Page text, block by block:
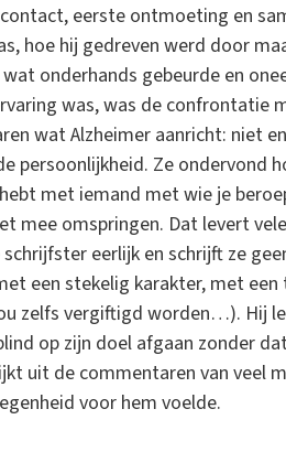
eerste ontmoeting en
hoe hij gedreven werd door
onderhands gebeurde en
was, was de confrontatie
wat Alzheimer aanricht: niet
persoonlijkheid. Ze ondervond
met iemand met wie je
mee omspringen. Dat levert
eerlijk en schrijft ze
een stekelig karakter, met
zelfs vergiftigd worden…). Hij
op zijn doel afgaan zonder
uit de commentaren van veel
voor hem voelde.